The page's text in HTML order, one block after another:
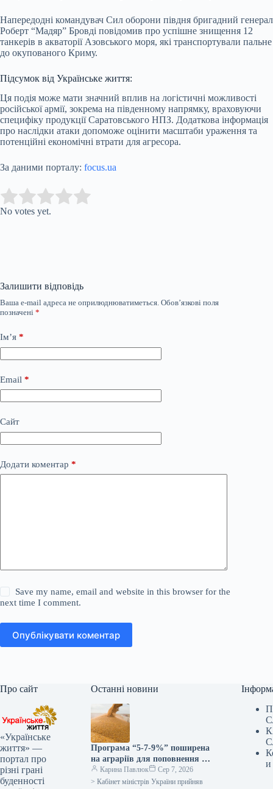
Напередодні командувач Сил оборони півдня бригадний генерал
Роберт “Мадяр” Бровді повідомив про успішне знищення 12
танкерів в акваторії Азовського моря, які транспортували пальне
до окупованого Криму.
Підсумок від Українське життя:
Ця подія може мати значний вплив на логістичні можливості
російської армії, зокрема на південному напрямку, враховуючи
специфіку продукції Саратовського НПЗ. Додаткова інформація
про наслідки атаки допоможе оцінити масштаби ураження та
потенційні економічні втрати для агресора.
За даними порталу: focus.ua
Rate this item:
No votes yet.
Залишити відповідь
Ваша e-mail адреса не оприлюднюватиметься. Обов’язкові поля
позначені *
Ім’я *
Email *
Сайт
Додати коментар *
Save my name, email and website in this browser for the
next time I comment.
Опублікувати коментар
Про сайт
«Українське
життя» —
портал про
різні грані
буденності
Останні новини
Програма “5-7-9%” поширена
на аграріїв для поповнення їх
оборотних коштів –
Корецький
Карина Павлюк
Сер 7, 2026
> Кабінет міністрів України прийняв
и